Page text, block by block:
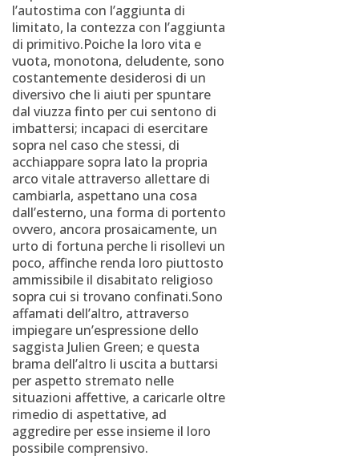
l’autostima con l’aggiunta di
limitato, la contezza con l’aggiunta
di primitivo.Poiche la loro vita e
vuota, monotona, deludente, sono
costantemente desiderosi di un
diversivo che li aiuti per spuntare
dal viuzza finto per cui sentono di
imbattersi; incapaci di esercitare
sopra nel caso che stessi, di
acchiappare sopra lato la propria
arco vitale attraverso allettare di
cambiarla, aspettano una cosa
dall’esterno, una forma di portento
ovvero, ancora prosaicamente, un
urto di fortuna perche li risollevi un
poco, affinche renda loro piuttosto
ammissibile il disabitato religioso
sopra cui si trovano confinati.Sono
affamati dell’altro, attraverso
impiegare un’espressione dello
saggista Julien Green; e questa
brama dell’altro li uscita a buttarsi
per aspetto stremato nelle
situazioni affettive, a caricarle oltre
rimedio di aspettative, ad
aggredire per esse insieme il loro
possibile comprensivo.